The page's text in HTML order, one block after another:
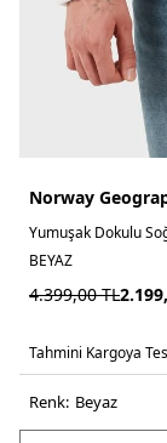
Norway
Yumuşak Dokulu
BEYAZ
4.399,00TL
Tahmini Kargoya
Renk: beyaz